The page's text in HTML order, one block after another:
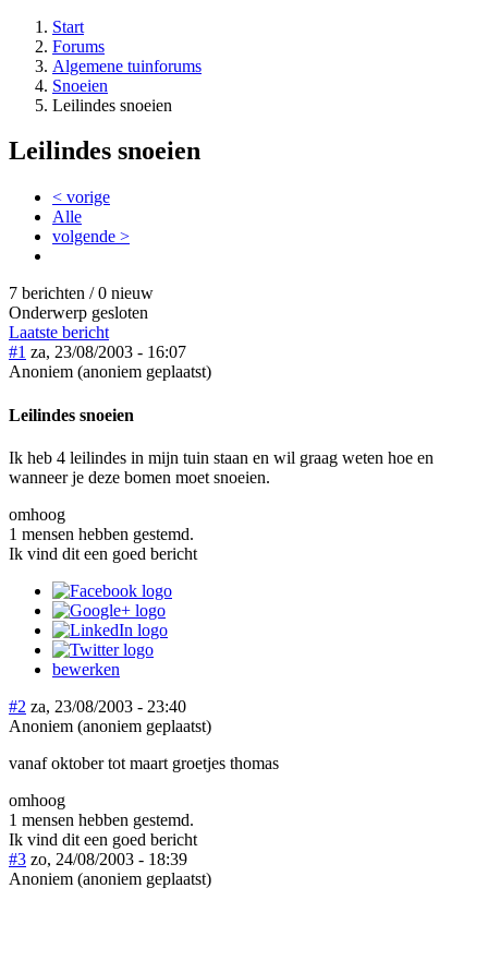
Start
Forums
Algemene tuinforums
Snoeien
Leilindes snoeien
Leilindes snoeien
< vorige
Alle
volgende >
7 berichten / 0 nieuw
Onderwerp gesloten
Laatste bericht
#1 za, 23/08/2003 - 16:07
Anoniem (anoniem geplaatst)
Leilindes snoeien
Ik heb 4 leilindes in mijn tuin staan en wil graag weten hoe en
wanneer je deze bomen moet snoeien.
omhoog
1 mensen hebben gestemd.
Ik vind dit een goed bericht
bewerken
#2 za, 23/08/2003 - 23:40
Anoniem (anoniem geplaatst)
vanaf oktober tot maart groetjes thomas
omhoog
1 mensen hebben gestemd.
Ik vind dit een goed bericht
#3 zo, 24/08/2003 - 18:39
Anoniem (anoniem geplaatst)